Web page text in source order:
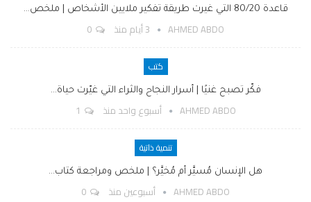
قاعدة 80/20 التي غيرت طريقة تفكير ملايين الأشخاص | ملخص…
AHMED ABDO 3 أيام منذ
كتب
فكّر تصبح غنيًا | أسرار النجاح والثراء التي غيّرت حياة…
AHMED ABDO أسبوع واحد منذ
تنمية ذاتية
هل الإنسان مُسيَّر أم مُخيَّر؟ | ملخص ومراجعة كتاب…
AHMED ABDO أسبوعين منذ